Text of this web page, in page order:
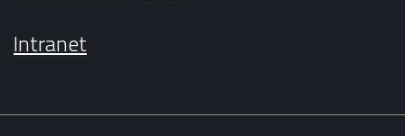
Intranet